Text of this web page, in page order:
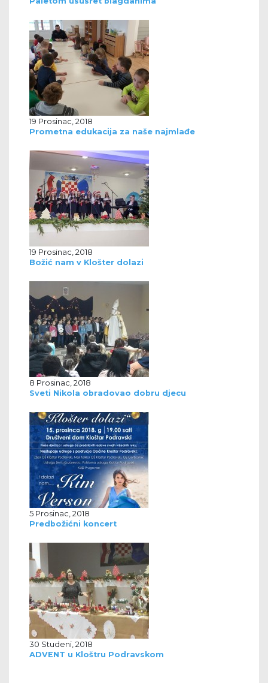
19 Prosinac, 2018
Prometna edukacija za naše najmlađe
19 Prosinac, 2018
Božić nam v Klošter dolazi
8 Prosinac, 2018
Sveti Nikola obradovao dobru djecu
5 Prosinac, 2018
Predbožićni koncert
30 Studeni, 2018
ADVENT u Kloštru Podravskom